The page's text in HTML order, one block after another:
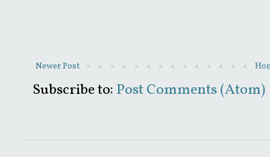
Newer Post
Subscribe to: Post Comments (Atom)